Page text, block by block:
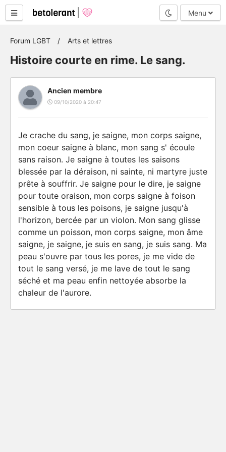
Mode nuit
Menu
Forum LGBT Arts et lettres
Histoire courte en rime. Le sang.
Ancien membre
09/10/2020 à 20:47
Je crache du sang, je saigne, mon corps saigne,
mon coeur saigne à blanc, mon sang s' écoule
sans raison. Je saigne à toutes les saisons
blessée par la déraison, ni sainte, ni martyre juste
prête à souffrir. Je saigne pour le dire, je saigne
pour toute oraison, mon corps saigne à foison
sensible à tous les poisons, je saigne jusqu'à
l'horizon, bercée par un violon. Mon sang glisse
comme un poisson, mon corps saigne, mon âme
saigne, je saigne, je suis en sang, je suis sang. Ma
peau s'ouvre par tous les pores, je me vide de
tout le sang versé, je me lave de tout le sang
séché et ma peau enfin nettoyée absorbe la
chaleur de l'aurore.